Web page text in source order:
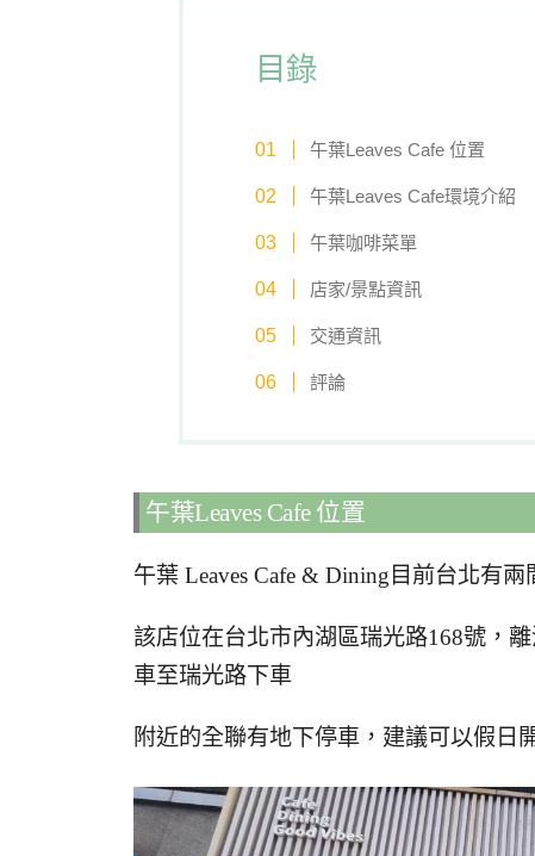
目錄
午葉Leaves Cafe 位置
午葉Leaves Cafe環境介紹
午葉咖啡菜單
店家/景點資訊
交通資訊
評論
午葉Leaves Cafe 位置
午葉 Leaves Cafe & Dining目前台北有
該店位在台北市內湖區瑞光路168號，
車至瑞光路下車
附近的全聯有地下停車，建議可以假日